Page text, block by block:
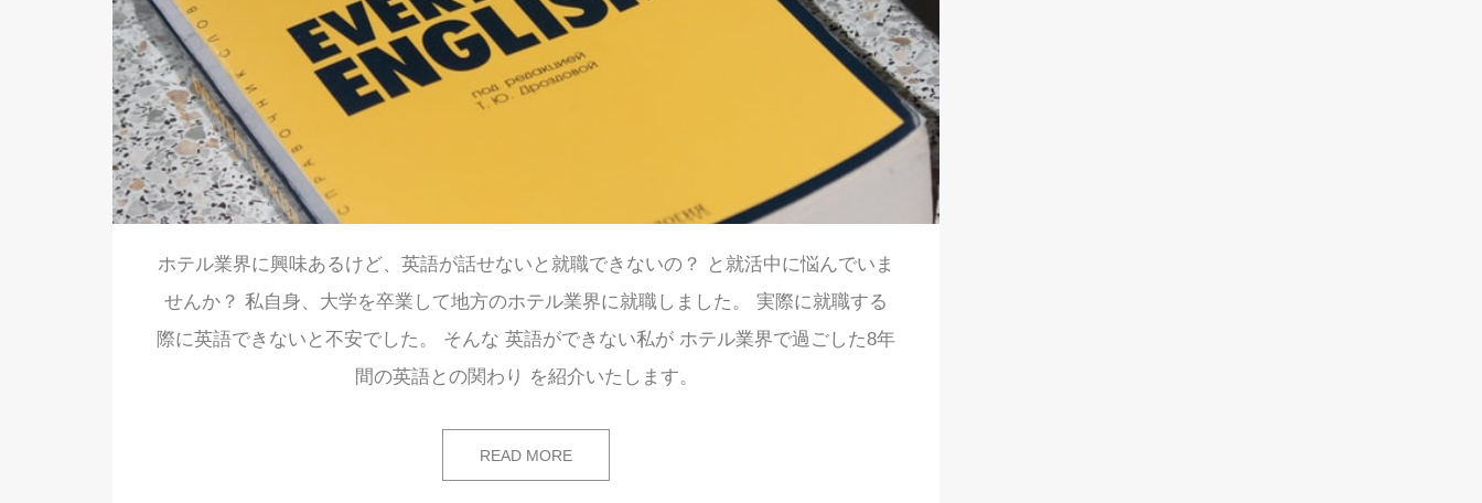
ホテル業界に興味あるけど、英語が話せないと就職できないの？ と就活中に悩んでいま
せんか？ 私自身、大学を卒業して地方のホテル業界に就職しました。 実際に就職する
際に英語できないと不安でした。 そんな 英語ができない私が ホテル業界で過ごした8年
間の英語との関わり を紹介いたします。
READ MORE